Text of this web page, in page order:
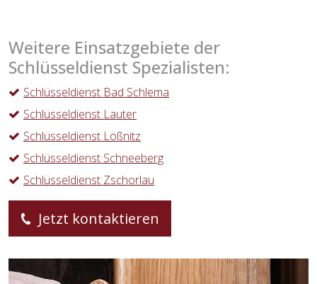
Weitere Einsatzgebiete der
Schlüsseldienst Spezialisten:
Schlüsseldienst Bad Schlema
Schlüsseldienst Lauter
Schlüsseldienst Lößnitz
Schlüsseldienst Schneeberg
Schlüsseldienst Zschorlau
Jetzt kontaktieren